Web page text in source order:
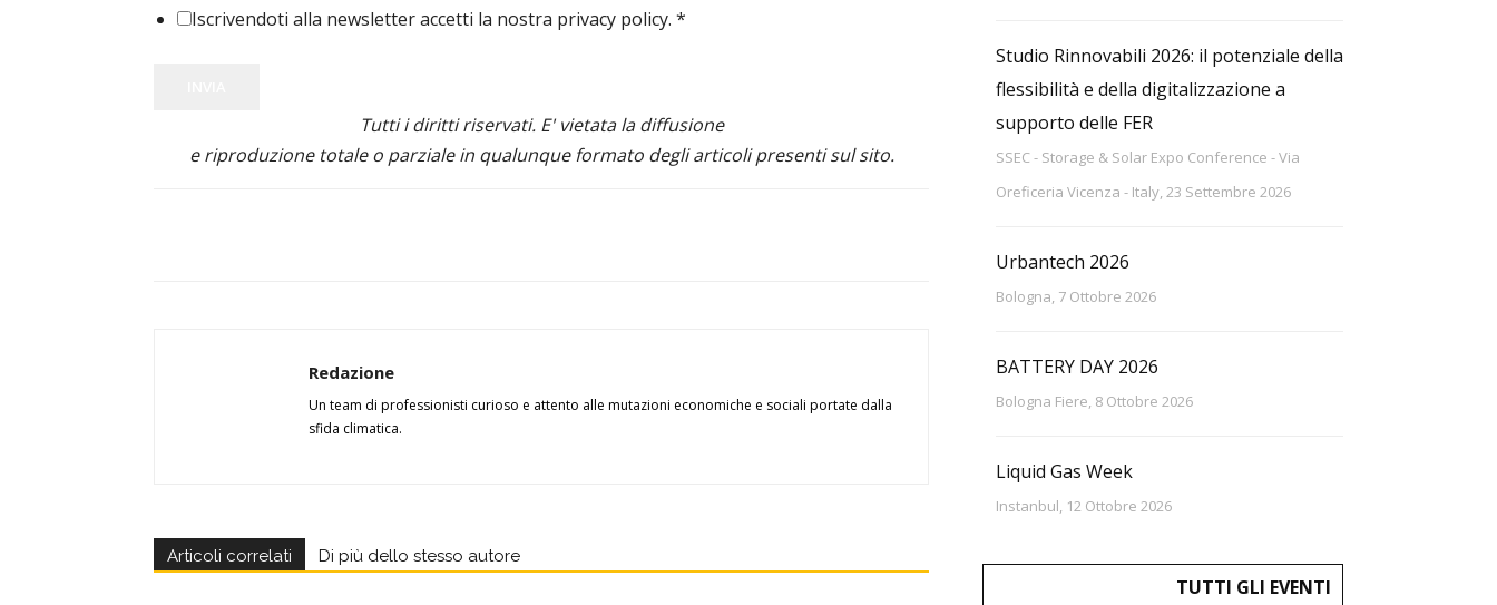
Iscrivendoti alla newsletter accetti la nostra privacy policy. *
Tutti i diritti riservati. E' vietata la diffusione
e riproduzione totale o parziale in qualunque formato degli articoli presenti sul sito.
Redazione
Un team di professionisti curioso e attento alle mutazioni economiche e sociali portate dalla
sfida climatica.
Articoli correlati Di più dello stesso autore
Studio Rinnovabili 2026: il potenziale della
flessibilità e della digitalizzazione a
supporto delle FER
SSEC - Storage & Solar Expo Conference - Via
Oreficeria Vicenza - Italy, 23 Settembre 2026
Urbantech 2026
Bologna, 7 Ottobre 2026
BATTERY DAY 2026
Bologna Fiere, 8 Ottobre 2026
Liquid Gas Week
Instanbul, 12 Ottobre 2026
TUTTI GLI EVENTI